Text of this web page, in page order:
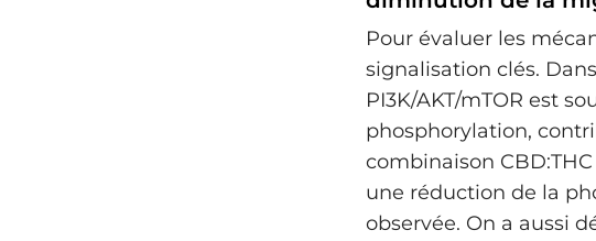
Pour évaluer les
signalisation clés.
PI3K/AKT/mTOR est
phosphorylation,
combinaison
une réduction de la
observée. On a aussi